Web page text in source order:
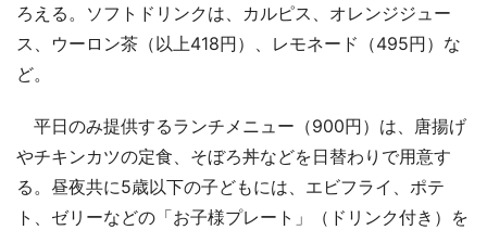
ろえる。ソフトドリンクは、カルピス、オレンジジュー
ス、ウーロン茶（以上418円）、レモネード（495円）な
ど。
平日のみ提供するランチメニュー（900円）は、唐揚げ
やチキンカツの定食、そぼろ丼などを日替わりで用意す
る。昼夜共に5歳以下の子どもには、エビフライ、ポテ
ト、ゼリーなどの「お子様プレート」（ドリンク付き）を